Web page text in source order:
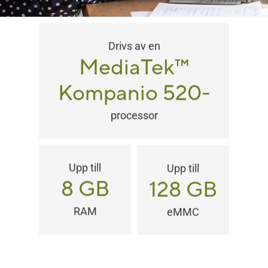
Drivs av en
MediaTek™
Kompanio 520-
processor
Upp till
8 GB
RAM
Upp till
128 GB
eMMC